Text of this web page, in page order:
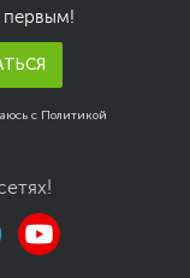
первым!
с Политикой